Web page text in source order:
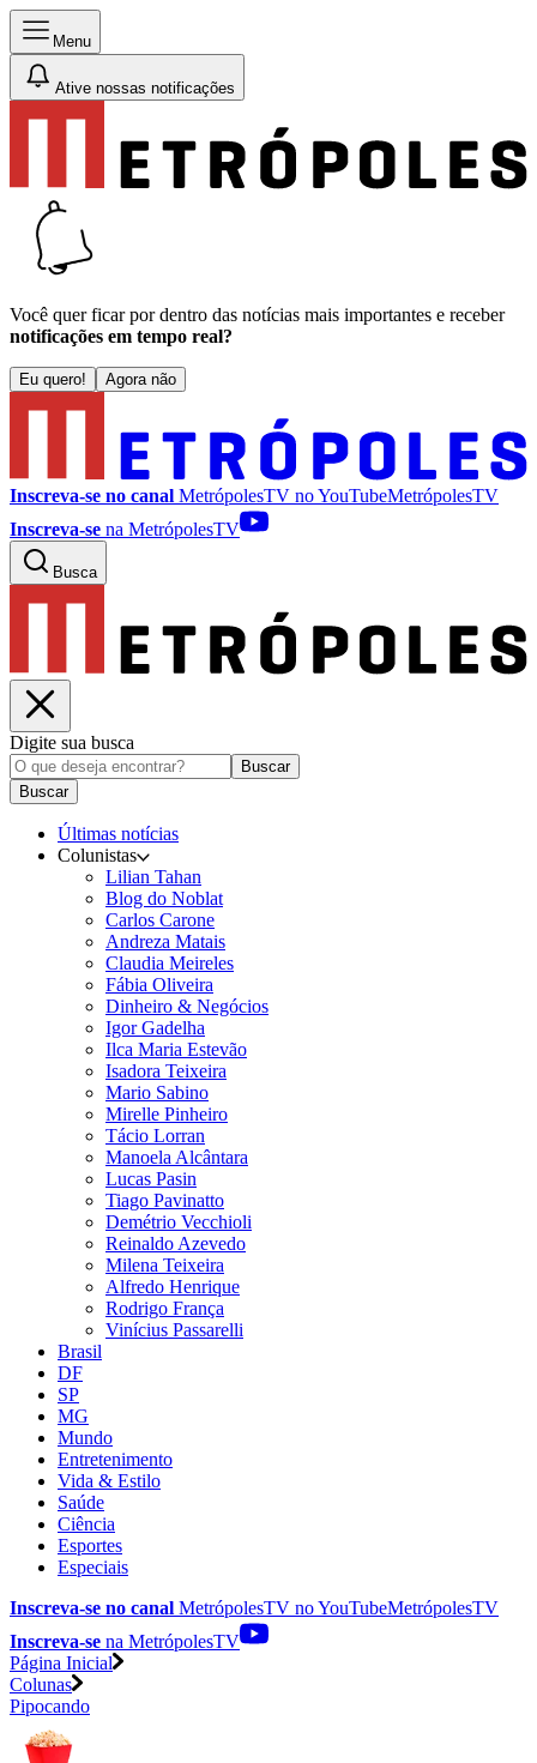
Menu
Ative nossas notificações
Você quer ficar por dentro das notícias mais importantes e receber
notificações em tempo real?
Eu quero! Agora não
Inscreva-se no canal MetrópolesTV noYouTubeMetrópolesTV
Inscreva-se na MetrópolesTV
Busca
Digite sua busca
Buscar
Buscar
Últimas notícias
Colunistas
Lilian Tahan
Blog do Noblat
Carlos Carone
Andreza Matais
Claudia Meireles
Fábia Oliveira
Dinheiro & Negócios
Igor Gadelha
Ilca Maria Estevão
Isadora Teixeira
Mario Sabino
Mirelle Pinheiro
Tácio Lorran
Manoela Alcântara
Lucas Pasin
Tiago Pavinatto
Demétrio Vecchioli
Reinaldo Azevedo
Milena Teixeira
Alfredo Henrique
Rodrigo França
Vinícius Passarelli
Brasil
DF
SP
MG
Mundo
Entretenimento
Vida & Estilo
Saúde
Ciência
Esportes
Especiais
Inscreva-se no canal MetrópolesTV noYouTubeMetrópolesTV
Inscreva-se na MetrópolesTV
Página Inicial
Colunas
Pipocando